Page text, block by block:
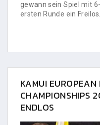
gewann sein Spiel mit
ersten Runde ein Freilos.
KAMUI
CHAMPIONSHIPS
ENDLOS